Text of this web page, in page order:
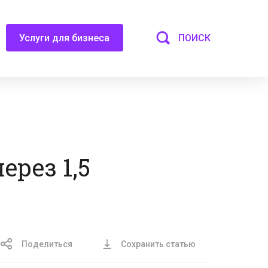
Услуги для бизнеса ПОИСК
1,5
Поделиться Сохранить статью